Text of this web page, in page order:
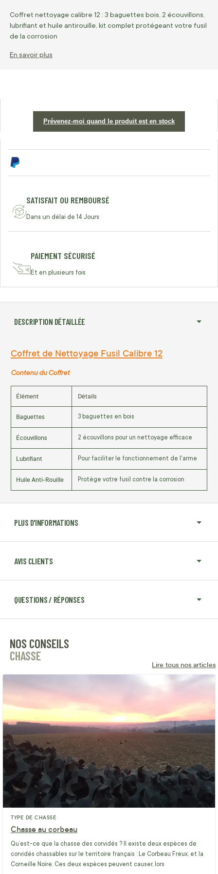
Coffret nettoyage calibre 12 : 3 baguettes bois, 2 écouvillons,
lubrifiant et huile antirouille, kit complet protégeant votre fusil
de la corrosion
En savoir plus
Prévenez-moi quand le produit est en stock
SATISFAIT OU REMBOURSÉ
Dans un délai de 14 Jours
PAIEMENT SÉCURISÉ
Et en plusieurs fois
DESCRIPTION DÉTAILLÉE
PLUS D'INFORMATIONS
AVIS CLIENTS
QUESTIONS / RÉPONSES
Coffret de Nettoyage Fusil Calibre 12
Contenu du Coffret
Élément Détails
Baguettes 3 baguettes en bois
Écouvillons 2 écouvillons pour un nettoyage efficace
Lubrifiant Pour faciliter le fonctionnement de l'arme
Huile Anti-Rouille Protège votre fusil contre la corrosion
NOS CONSEILS
CHASSE
Lire tous nos articles
TYPE DE CHASSE
Chasse au corbeau
Qu’est-ce que la chasse des corvidés ? Il existe deux espèces de
corvidés chassables sur le territoire français : Le Corbeau Freux, et la
Corneille Noire. Ces deux espèces peuvent causer, lors